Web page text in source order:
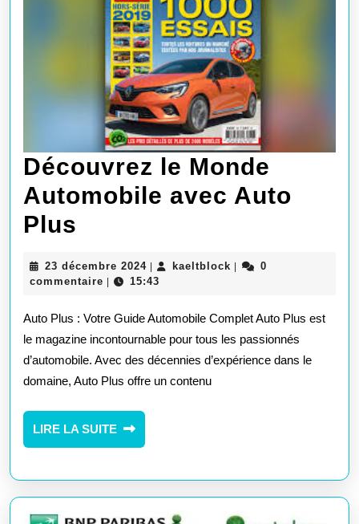
Découvrez le Monde
Automobile avec Auto
Plus
Monde
Automobile
avec
Auto
23 décembre 202423
décembre
| kaeltblock kaeltblock
|
0
commentaire | 15:43
Auto Plus : Votre Guide Automobile Complet Auto Plus est
le magazine incontournable pour tous les passionnés
d’automobile. Avec des décennies d’expérience dans le
domaine, Auto Plus offre un contenu
LIRE LA SUITE
LIRE
LA